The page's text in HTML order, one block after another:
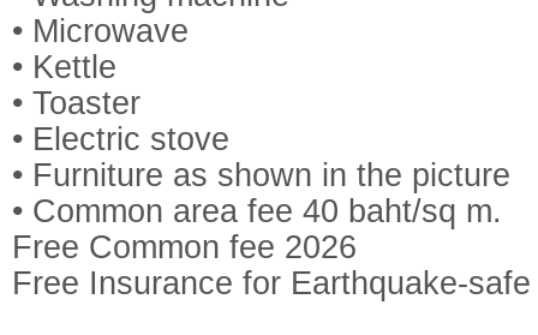
• Microwave
• Kettle
• Toaster
• Electric stove
• Furniture as shown in the picture
• Common area fee 40 baht/sq m.
Free Common fee 2026
Free Insurance for Earthquake-